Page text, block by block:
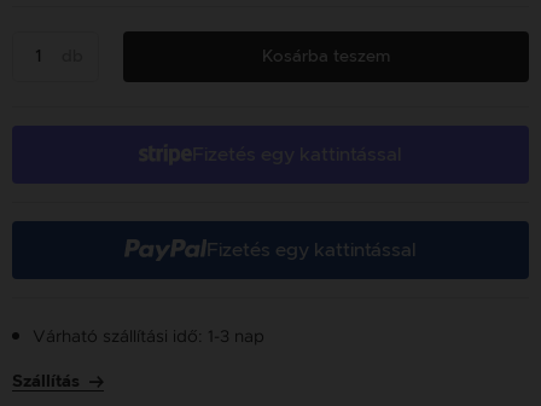
Kosárba teszem
Fizetés egy kattintással
Várható szállítási idő: 1-3 nap
Szállítás